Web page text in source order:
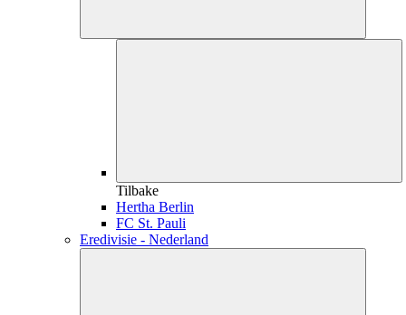
Tilbake
Hertha Berlin
FC St. Pauli
Eredivisie - Nederland